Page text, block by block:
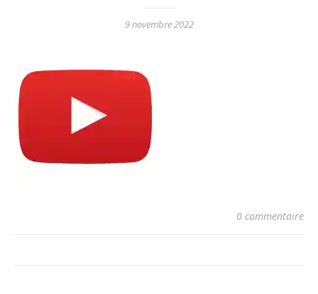
9 novembre 2022
0 commentaire